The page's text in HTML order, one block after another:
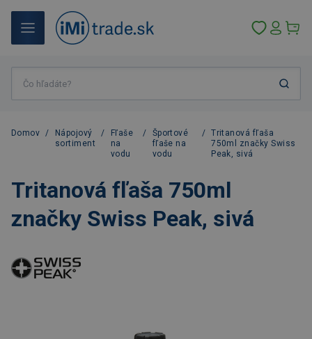
Domov /
Nápojový
sortiment
/
Fľaše
na
vodu
/
Športové
fľaše na
vodu
/ Tritanová fľaša
750ml značky Swiss
Peak, sivá
Tritanová fľaša 750ml
značky Swiss Peak, sivá